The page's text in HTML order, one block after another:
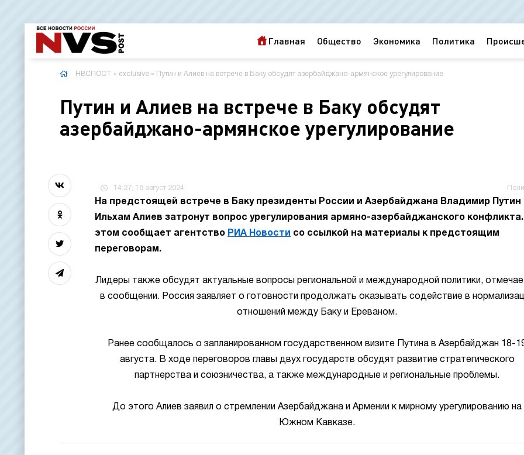
Главная Общество Экономика Политика
НВСПОСТ » exclusive » Путин и Алиев на встрече в Баку обсудят азербайджано-армянское урегулирование
Путин и Алиев на встрече в Баку обсудят
азербайджано-армянское урегулирование
14:27, 18 август 2024
На предстоящей встрече в Баку президенты России и Азербайджана Владимир Путин
Ильхам Алиев затронут вопрос урегулирования армяно-азербайджанского
этом сообщает агентство РИА Новости со ссылкой на материалы к предстоящим
переговорам.
Лидеры также обсудят актуальные вопросы региональной и международной политики,
в сообщении. Россия заявляет о готовности продолжать оказывать содействие в
отношений между Баку и Ереваном.
Ранее сообщалось о запланированном государственном визите Путина в Азербайджан 18-
августа. В ходе переговоров главы двух государств обсудят развитие стратегического
партнерства и союзничества, а также международные и региональные проблемы.
До этого Алиев заявил о стремлении Азербайджана и Армении к мирному урегулированию на
Южном Кавказе.